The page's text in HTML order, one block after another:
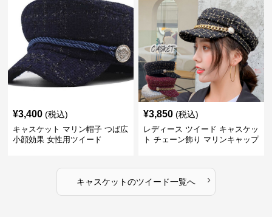
¥3,400 (税込)
キャスケット マリン帽子 つば広
小顔効果 女性用ツイード
¥3,850 (税込)
レディース ツイード キャスケッ
ト チェーン飾り マリンキャップ
キャスケットのツイード一覧へ ›